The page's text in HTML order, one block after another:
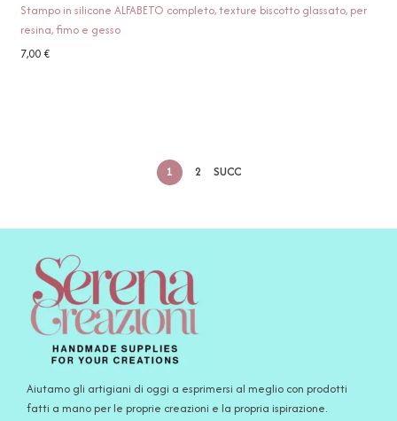
Stampo in silicone ALFABETO completo, texture biscotto glassato, per
resina, fimo e gesso
7,00€
1 2 SUCC
Aiutamo gli artigiani di oggi a esprimersi al meglio con prodotti
fatti a mano per le proprie creazioni e la propria ispirazione.